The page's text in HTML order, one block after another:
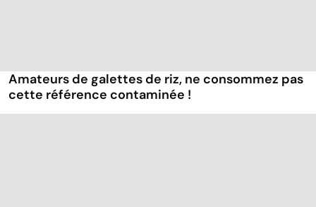
Amateurs de galettes de riz, ne consommez pas
cette référence contaminée !